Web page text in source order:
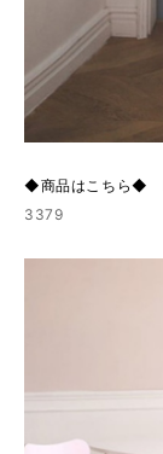
◆商品はこちら◆
3379